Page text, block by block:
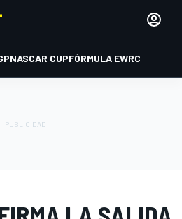
NASCAR CUPFÓRMULA EWRC